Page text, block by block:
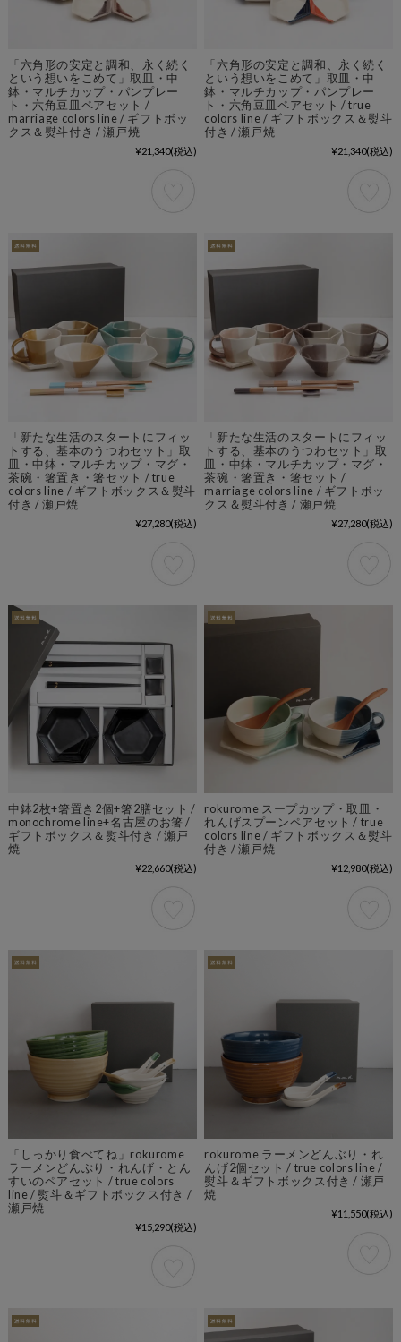
「六角形の安定と調和、永く続く
という想いをこめて」取皿・中
鉢・マルチカップ・パンプレー
ト・六角豆皿ペアセット /
marriage colors line / ギフトボッ
クス＆熨斗付き / 瀬戸焼
¥21,340(税込)
「六角形の安定と調和、永く続く
という想いをこめて」取皿・中
鉢・マルチカップ・パンプレー
ト・六角豆皿ペアセット / true
colors line / ギフトボックス＆熨斗
付き / 瀬戸焼
¥21,340(税込)
「新たな生活のスタートにフィッ
トする、基本のうつわセット」取
皿・中鉢・マルチカップ・マグ・
茶碗・箸置き・箸セット / true
colors line / ギフトボックス＆熨斗
付き / 瀬戸焼
¥27,280(税込)
「新たな生活のスタートにフィッ
トする、基本のうつわセット」取
皿・中鉢・マルチカップ・マグ・
茶碗・箸置き・箸セット /
marriage colors line / ギフトボッ
クス＆熨斗付き / 瀬戸焼
¥27,280(税込)
中鉢2枚+箸置き2個+箸2膳セット /
monochrome line+名古屋のお箸 /
ギフトボックス＆熨斗付き / 瀬戸
焼
¥22,660(税込)
rokurome スープカップ・取皿・
れんげスプーンペアセット / true
colors line / ギフトボックス＆熨斗
付き / 瀬戸焼
¥12,980(税込)
「しっかり食べてね」rokurome
ラーメンどんぶり・れんげ・とん
すいのペアセット / true colors
line / 熨斗＆ギフトボックス付き /
瀬戸焼
¥15,290(税込)
rokurome ラーメンどんぶり・れ
んげ2個セット / true colors line /
熨斗＆ギフトボックス付き / 瀬戸
焼
¥11,550(税込)